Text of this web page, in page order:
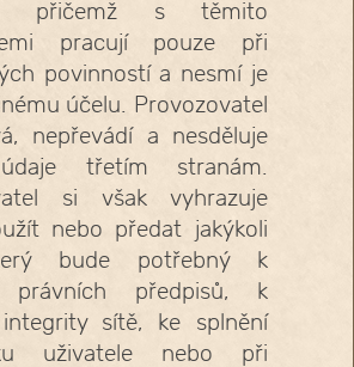
přičemž s těmito
pracují pouze při
povinností a nesmí je
účelu. Provozovatel
nepřevádí a nesděluje
třetím stranám.
si však vyhrazuje
nebo předat jakýkoli
bude potřebný k
právních předpisů, k
sítě, ke splnění
uživatele nebo při